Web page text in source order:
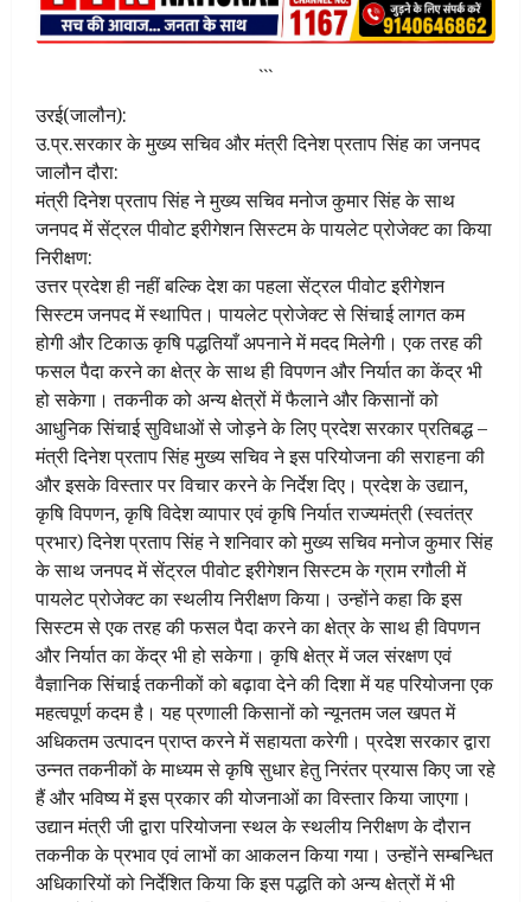
```
उरई(जालौन):
उ.प्र.सरकार के मुख्य सचिव और मंत्री दिनेश प्रताप सिंह का जनपद
जालौन दौरा:
मंत्री दिनेश प्रताप सिंह ने मुख्य सचिव मनोज कुमार सिंह के साथ
जनपद में सेंट्रल पीवोट इरीगेशन सिस्टम के पायलेट प्रोजेक्ट का किया
निरीक्षण:
उत्तर प्रदेश ही नहीं बल्कि देश का पहला सेंट्रल पीवोट इरीगेशन
सिस्टम जनपद में स्थापित। पायलेट प्रोजेक्ट से सिंचाई लागत कम
होगी और टिकाऊ कृषि पद्धतियाँ अपनाने में मदद मिलेगी। एक तरह की
फसल पैदा करने का क्षेत्र के साथ ही विपणन और निर्यात का केंद्र भी
हो सकेगा। तकनीक को अन्य क्षेत्रों में फैलाने और किसानों को
आधुनिक सिंचाई सुविधाओं से जोड़ने के लिए प्रदेश सरकार प्रतिबद्ध –
मंत्री दिनेश प्रताप सिंह मुख्य सचिव ने इस परियोजना की सराहना की
और इसके विस्तार पर विचार करने के निर्देश दिए। प्रदेश के उद्यान,
कृषि विपणन, कृषि विदेश व्यापार एवं कृषि निर्यात राज्यमंत्री (स्वतंत्र
प्रभार) दिनेश प्रताप सिंह ने शनिवार को मुख्य सचिव मनोज कुमार सिंह
के साथ जनपद में सेंट्रल पीवोट इरीगेशन सिस्टम के ग्राम रगौली में
पायलेट प्रोजेक्ट का स्थलीय निरीक्षण किया। उन्होंने कहा कि इस
सिस्टम से एक तरह की फसल पैदा करने का क्षेत्र के साथ ही विपणन
और निर्यात का केंद्र भी हो सकेगा। कृषि क्षेत्र में जल संरक्षण एवं
वैज्ञानिक सिंचाई तकनीकों को बढ़ावा देने की दिशा में यह परियोजना एक
महत्वपूर्ण कदम है। यह प्रणाली किसानों को न्यूनतम जल खपत में
अधिकतम उत्पादन प्राप्त करने में सहायता करेगी। प्रदेश सरकार द्वारा
उन्नत तकनीकों के माध्यम से कृषि सुधार हेतु निरंतर प्रयास किए जा रहे
हैं और भविष्य में इस प्रकार की योजनाओं का विस्तार किया जाएगा।
उद्यान मंत्री जी द्वारा परियोजना स्थल के स्थलीय निरीक्षण के दौरान
तकनीक के प्रभाव एवं लाभों का आकलन किया गया। उन्होंने सम्बन्धित
अधिकारियों को निर्देशित किया कि इस पद्धति को अन्य क्षेत्रों में भी